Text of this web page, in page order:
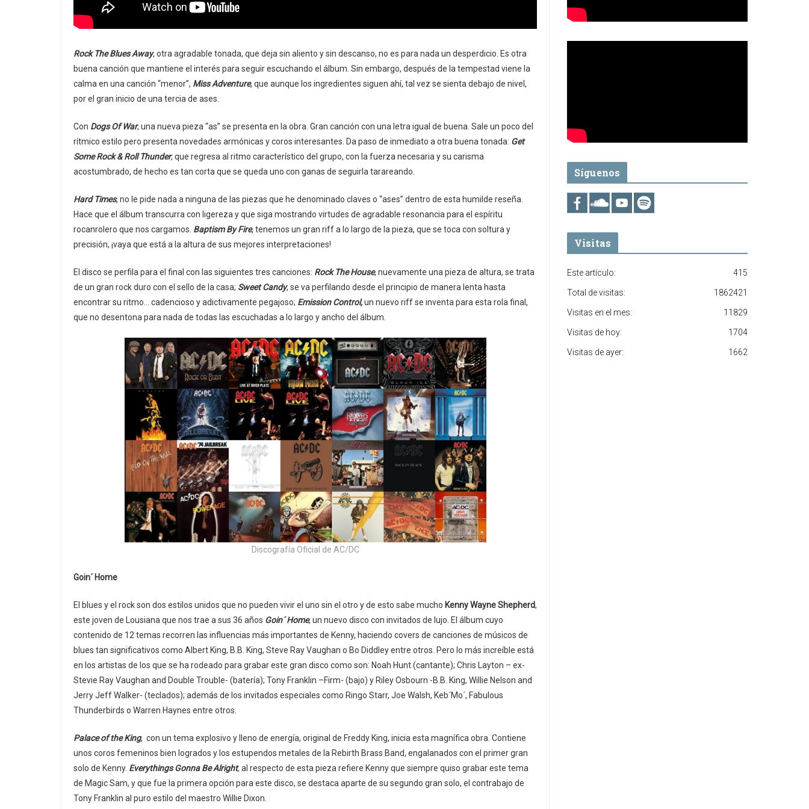
Rock The Blues Away, otra agradable tonada, que deja sin aliento y sin descanso, no es para nada un desperdicio. Es otra
buena canción que mantiene el interés para seguir escuchando el álbum. Sin embargo, después de la tempestad viene la
calma en una canción “menor”, Miss Adventure, que aunque los ingredientes siguen ahí, tal vez se sienta debajo de nivel,
por el gran inicio de una tercia de ases.
Con Dogs Of War, una nueva pieza “as” se presenta en la obra. Gran canción con una letra igual de buena. Sale un poco del
rítmico estilo pero presenta novedades armónicas y coros interesantes. Da paso de inmediato a otra buena tonada: Get
Some Rock & Roll Thunder, que regresa al ritmo característico del grupo, con la fuerza necesaria y su carisma
acostumbrado, de hecho es tan corta que se queda uno con ganas de seguirla tarareando.
Hard Times, no le pide nada a ninguna de las piezas que he denominado claves o “ases” dentro de esta humilde reseña.
Hace que el álbum transcurra con ligereza y que siga mostrando virtudes de agradable resonancia para el espíritu
rocanrolero que nos cargamos. Baptism By Fire, tenemos un gran riff a lo largo de la pieza, que se toca con soltura y
precisión, ¡vaya que está a la altura de sus mejores interpretaciones!
El disco se perfila para el final con las siguientes tres canciones: Rock The House, nuevamente una pieza de altura, se trata
de un gran rock duro con el sello de la casa; Sweet Candy, se va perfilando desde el principio de manera lenta hasta
encontrar su ritmo… cadencioso y adictivamente pegajoso; Emission Control,un nuevo riff se inventa para esta rola final,
que no desentona para nada de todas las escuchadas a lo largo y ancho del álbum.
Discografía Oficial de AC/DC
Goin´ Home
El blues y el rock son dos estilos unidos que no pueden vivir el uno sin el otro y de esto sabe mucho Kenny Wayne Shepherd,
este joven de Lousiana que nos trae a sus 36 años Goin´ Home, un nuevo disco con invitados de lujo. El álbum cuyo
contenido de 12 temas recorren las influencias más importantes de Kenny, haciendo covers de canciones de músicos de
blues tan significativos como Albert King, B.B. King, Steve Ray Vaughan o Bo Diddley entre otros. Pero lo más increíble está
en los artistas de los que se ha rodeado para grabar este gran disco como son: Noah Hunt (cantante); Chris Layton – ex-
Stevie Ray Vaughan and Double Trouble- (batería); Tony Franklin –Firm- (bajo) y Riley Osbourn -B.B. King, Willie Nelson and
Jerry Jeff Walker- (teclados); además de los invitados especiales como Ringo Starr, Joe Walsh, Keb´Mo´, Fabulous
Thunderbirds o Warren Haynes entre otros.
Palace of the King, con un tema explosivo y lleno de energía, original de Freddy King, inicia esta magnífica obra. Contiene
unos coros femeninos bien logrados y los estupendos metales de la Rebirth Brass Band, engalanados con el primer gran
solo de Kenny. Everythings Gonna Be Alright, al respecto de esta pieza refiere Kenny que siempre quiso grabar este tema
de Magic Sam, y que fue la primera opción para este disco, se destaca aparte de su segundo gran solo, el contrabajo de
Tony Franklin al puro estilo del maestro Willie Dixon.
Síguenos
Visitas
415
Este artículo:
1862421
Total de visitas:
11829
Visitas en el mes:
1704
Visitas de hoy:
1662
Visitas de ayer: